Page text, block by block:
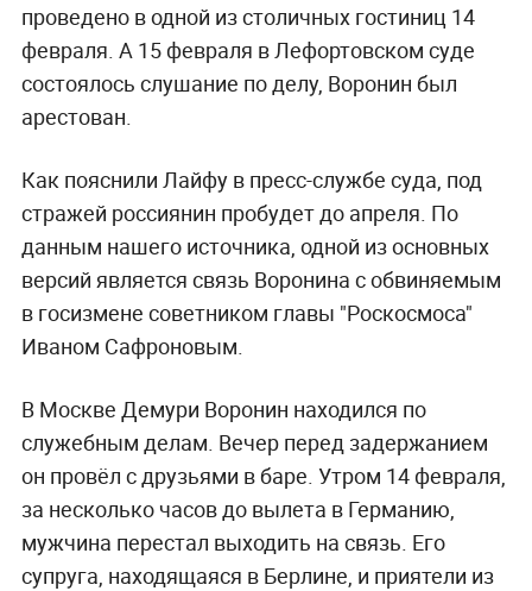
проведено в одной из столичных гостиниц 14
февраля. А 15 февраля в Лефортовском суде
состоялось слушание по делу, Воронин был
арестован.
Как пояснили Лайфу в пресс-службе суда, под
стражей россиянин пробудет до апреля. По
данным нашего источника, одной из основных
версий является связь Воронина с обвиняемым
в госизмене советником главы "Роскосмоса"
Иваном Сафроновым.
В Москве Демури Воронин находился по
служебным делам. Вечер перед задержанием
он провёл с друзьями в баре. Утром 14 февраля,
за несколько часов до вылета в Германию,
мужчина перестал выходить на связь. Его
супруга, находящаяся в Берлине, и приятели из